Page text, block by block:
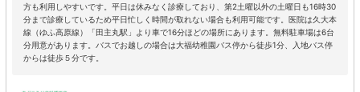
方も利用しやすいです。平日は休みなく診療しており、第2土曜以外の土曜日も16時30
分まで診療しているため平日忙しく時間が取れない場合も利用可能です。医院は久大本
線（ゆふ高原線）「田主丸駅」より車で16分ほどの場所にあります。無料駐車場は6台
分用意があります。バスでお越しの場合は大福幼稚園バス停から徒歩1分、入地バス停
からは徒歩５分です。